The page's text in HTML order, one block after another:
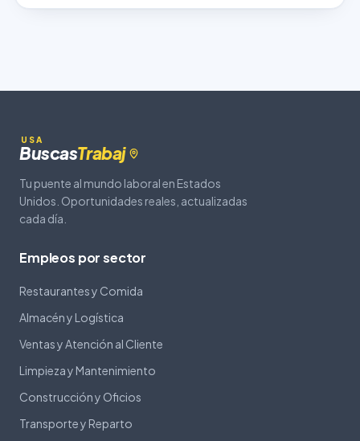
USA
BuscasTrabaj
Tu puente al mundo laboral en Estados
Unidos. Oportunidades reales, actualizadas
cada día.
Empleos por sector
Restaurantes y Comida
Almacén y Logística
Ventas y Atención al Cliente
Limpieza y Mantenimiento
Construcción y Oficios
Transporte y Reparto